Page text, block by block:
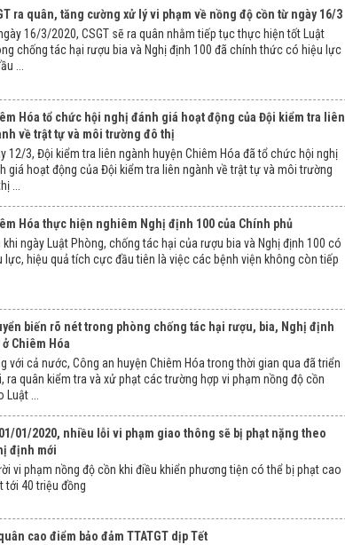
ra quân, tăng cường xử lý vi phạm về nồng độ cồn từ ngày 16/3
16/3/2020, CSGT sẽ ra quân nhằm tiếp tục thực hiện tốt Luật
chống tác hại rượu bia và Nghị định 100 đã chính thức có hiệu lực
...
Hóa tổ chức hội nghị đánh giá hoạt động của Đội kiểm tra liên
về trật tự và môi trường đô thị
12/3, Đội kiểm tra liên ngành huyện Chiêm Hóa đã tổ chức hội nghị
giá hoạt động của Đội kiểm tra liên ngành về trật tự và môi trường
...
Hóa thực hiện nghiêm Nghị định 100 của Chính phủ
khi ngày Luật Phòng, chống tác hại của rượu bia và Nghị định 100 có
lực, hiệu quả tích cực đầu tiên là việc các bệnh viện không còn tiếp
biến rõ nét trong phòng chống tác hại rượu, bia, Nghị định
ở Chiêm Hóa
với cả nước, Công an huyện Chiêm Hóa trong thời gian qua đã triển
ra quân kiểm tra và xử phạt các trường hợp vi phạm nồng độ cồn
Luật ...
01/2020, nhiều lỗi vi phạm giao thông sẽ bị phạt nặng theo
định mới
vi phạm nồng độ cồn khi điều khiển phương tiện có thể bị phạt cao
tới 40 triệu đồng
cao điểm bảo đảm TTATGT dịp Tết